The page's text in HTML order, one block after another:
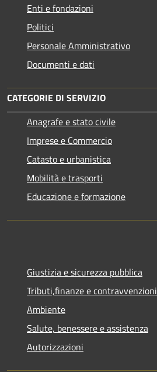
Enti e fondazioni
Politici
Personale Amministrativo
Documenti e dati
CATEGORIE DI SERVIZIO
Anagrafe e stato civile
Imprese e Commercio
Catasto e urbanistica
Mobilità e trasporti
Educazione e formazione
Giustizia e sicurezza pubblica
Tributi,finanze e contravvenzioni
Ambiente
Salute, benessere e assistenza
Autorizzazioni